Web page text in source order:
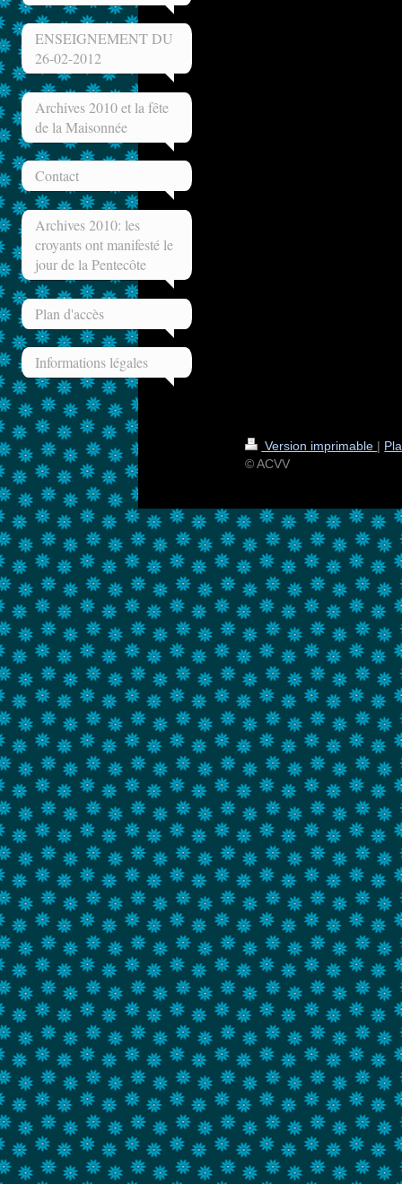
ENSEIGNEMENT DU
26-02-2012
Archives 2010 et la fête
de la Maisonnée
Contact
Archives 2010: les
croyants ont manifesté le
jour de la Pentecôte
Plan d'accès
Informations légales
Version imprimable |
© ACVV